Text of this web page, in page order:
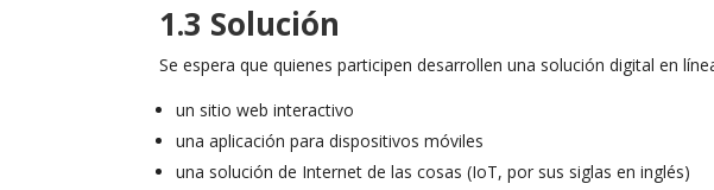
1.3 Solución
Se espera que quienes participen desarrollen una solución digital en
un sitio web interactivo
una aplicación para dispositivos móviles
una solución de Internet de las cosas (IoT, por sus siglas en inglés)